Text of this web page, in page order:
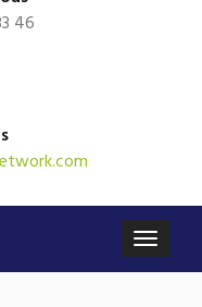
46